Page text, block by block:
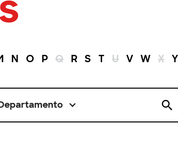
N O P Q R S T U V W X Y